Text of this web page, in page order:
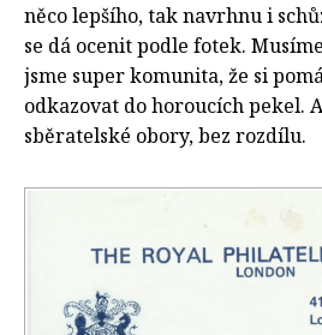
něco lepšího, tak navrhnu i
se dá ocenit podle fotek.
jsme super komunita, že si
odkazovat do horoucích pekel.
sběratelské obory, bez rozdílu.